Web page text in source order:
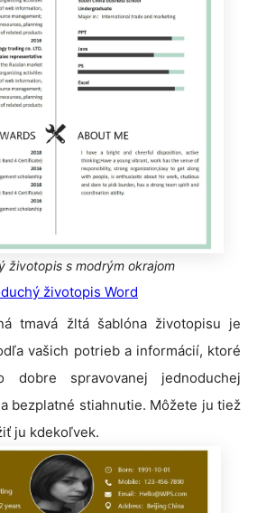
životopis s modrým okrajom
životopis Word
tmavá žltá šablóna životopisu je
vašich potrieb a informácií, ktoré
dobre spravovanej jednoduchej
bezplatné stiahnutie. Môžete ju tiež
ju kdekoľvek.